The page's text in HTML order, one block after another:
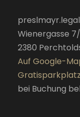
Wienergasse
2380
Auf Google-
bei Buchung